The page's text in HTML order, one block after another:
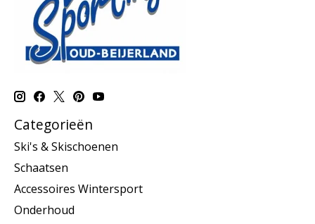
Categorieën
Ski's & Skischoenen
Schaatsen
Accessoires Wintersport
Onderhoud